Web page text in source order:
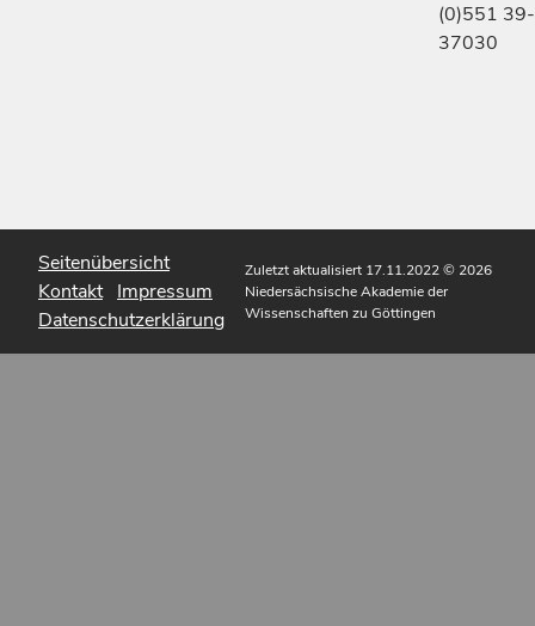
(0)551 39-
37030
Seitenübersicht
Kontakt Impressum
Datenschutzerklärung
Zuletzt aktualisiert 17.11.2022© 2026
Niedersächsische Akademie der
Wissenschaften zu Göttingen